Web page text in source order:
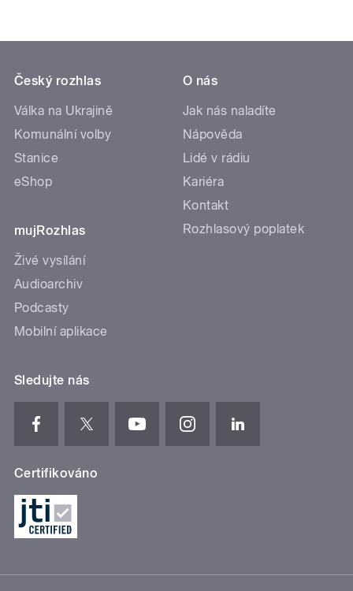
Český rozhlas
Válka na Ukrajině
Komunální volby
Stanice
eShop
mujRozhlas
Živé vysílání
Audioarchiv
Podcasty
Mobilní aplikace
O nás
Jak nás naladíte
Nápověda
Lidé v rádiu
Kariéra
Kontakt
Rozhlasový poplatek
Sledujte nás
Certifikováno